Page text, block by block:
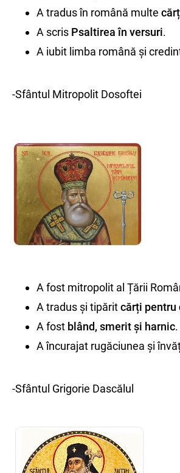
A tradus în română multe
A scris Psaltirea în versuri.
A iubit limba română și
-Sfântul Mitropolit Dosoftei
A fost mitropolit al Țării
A tradus și tipăritcărți pentru
A fost blând, smerit și harnic.
A încurajat rugăciunea și
-Sfântul Grigorie Dascălul